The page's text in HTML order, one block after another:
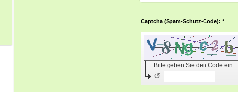
Captcha (Spam-Schutz-Code): *
Bitte geben Sie den Code ein
↺